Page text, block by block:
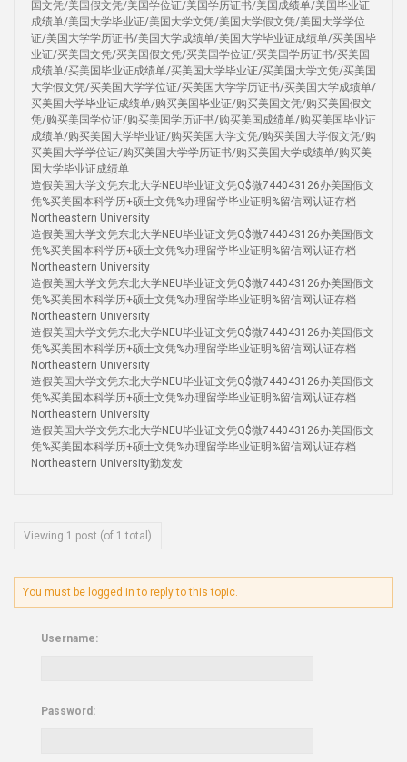
国文凭/美国假文凭/美国学位证/美国学历证书/美国成绩单/美国毕业证
成绩单/美国大学毕业证/美国大学文凭/美国大学假文凭/美国大学学位
证/美国大学学历证书/美国大学成绩单/美国大学毕业证成绩单/买美国毕
业证/买美国文凭/买美国假文凭/买美国学位证/买美国学历证书/买美国
成绩单/买美国毕业证成绩单/买美国大学毕业证/买美国大学文凭/买美国
大学假文凭/买美国大学学位证/买美国大学学历证书/买美国大学成绩单/
买美国大学毕业证成绩单/购买美国毕业证/购买美国文凭/购买美国假文
凭/购买美国学位证/购买美国学历证书/购买美国成绩单/购买美国毕业证
成绩单/购买美国大学毕业证/购买美国大学文凭/购买美国大学假文凭/购
买美国大学学位证/购买美国大学学历证书/购买美国大学成绩单/购买美
国大学毕业证成绩单
造假美国大学文凭东北大学NEU毕业证文凭Q$微744043126办美国假文
凭%买美国本科学历+硕士文凭%办理留学毕业证明%留信网认证存档
Northeastern University
造假美国大学文凭东北大学NEU毕业证文凭Q$微744043126办美国假文
凭%买美国本科学历+硕士文凭%办理留学毕业证明%留信网认证存档
Northeastern University
造假美国大学文凭东北大学NEU毕业证文凭Q$微744043126办美国假文
凭%买美国本科学历+硕士文凭%办理留学毕业证明%留信网认证存档
Northeastern University
造假美国大学文凭东北大学NEU毕业证文凭Q$微744043126办美国假文
凭%买美国本科学历+硕士文凭%办理留学毕业证明%留信网认证存档
Northeastern University
造假美国大学文凭东北大学NEU毕业证文凭Q$微744043126办美国假文
凭%买美国本科学历+硕士文凭%办理留学毕业证明%留信网认证存档
Northeastern University
造假美国大学文凭东北大学NEU毕业证文凭Q$微744043126办美国假文
凭%买美国本科学历+硕士文凭%办理留学毕业证明%留信网认证存档
Northeastern University勤发发
Viewing 1 post (of 1 total)
You must be logged in to reply to this topic.
Username:
Password: